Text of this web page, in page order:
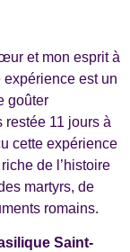
et mon esprit à
expérience est un
goûter
11 jours à
cette expérience
de l’histoire
martyrs, de
romains.
Saint-